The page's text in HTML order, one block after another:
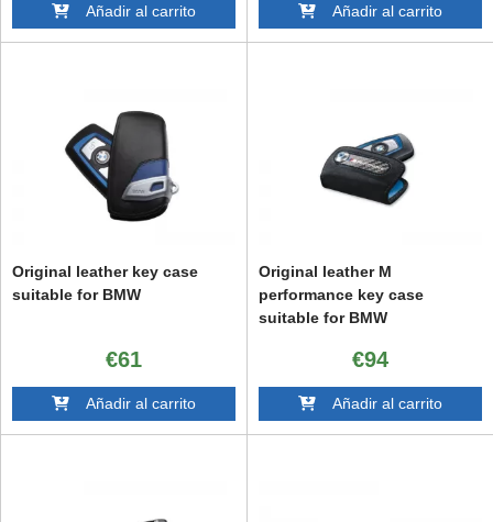
Añadir al carrito Añadir al carrito
Original leather key case
suitable for BMW
€61
Añadir al carrito
Original leather M
performance key case
suitable for BMW
€94
Añadir al carrito